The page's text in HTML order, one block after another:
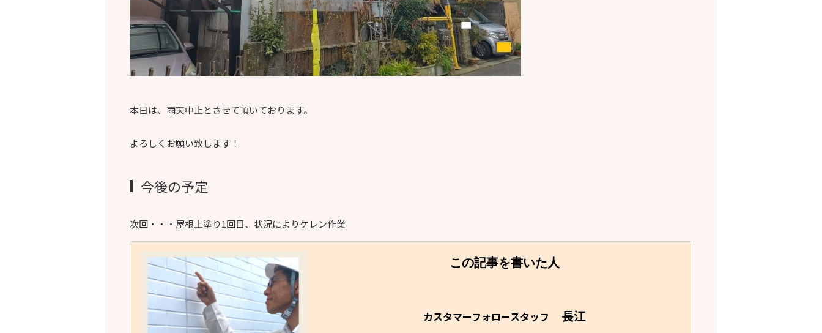
本日は、雨天中止とさせて頂いております。
よろしくお願い致します！
今後の予定
次回・・・屋根上塗り1回目、状況によりケレン作業
この記事を書いた人
カスタマーフォロースタッフ 長江